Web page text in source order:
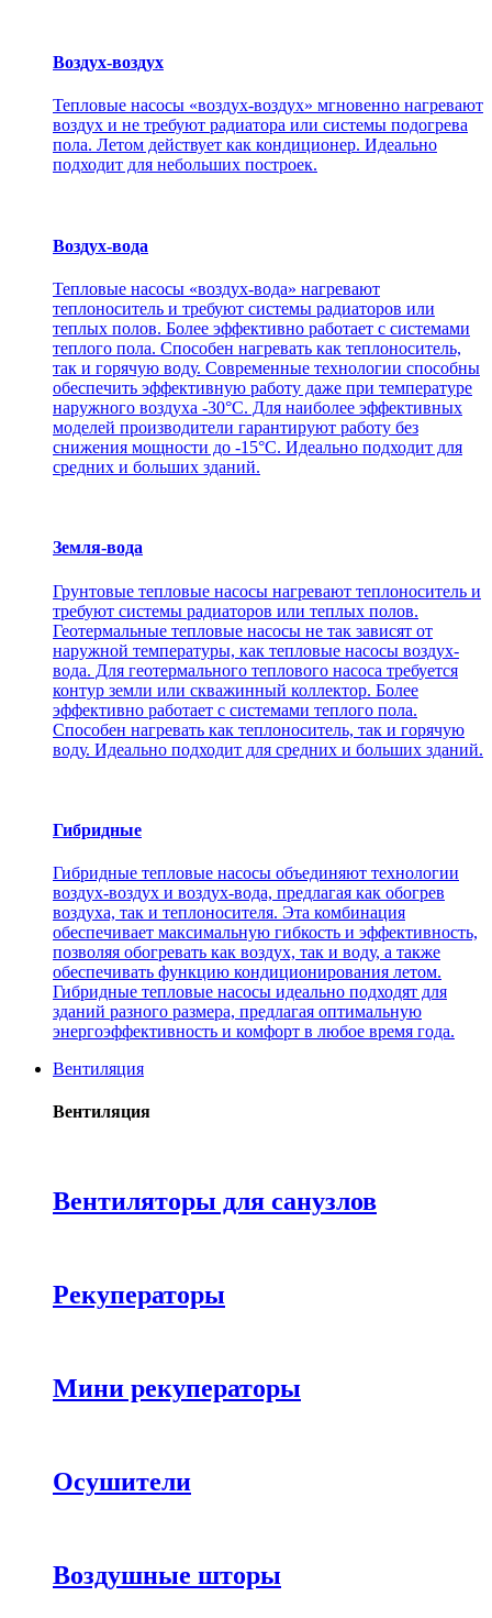
Воздух-воздух
Тепловые насосы «воздух-воздух» мгновенно нагревают
воздух и не требуют радиатора или системы подогрева
пола. Летом действует как кондиционер. Идеально
подходит для небольших построек.
Воздух-вода
Тепловые насосы «воздух-вода» нагревают
теплоноситель и требуют системы радиаторов или
теплых полов. Более эффективно работает с системами
теплого пола. Способен нагревать как теплоноситель,
так и горячую воду. Современные технологии способны
обеспечить эффективную работу даже при температуре
наружного воздуха -30°С. Для наиболее эффективных
моделей производители гарантируют работу без
снижения мощности до -15°C. Идеально подходит для
средних и больших зданий.
Земля-вода
Грунтовые тепловые насосы нагревают теплоноситель и
требуют системы радиаторов или теплых полов.
Геотермальные тепловые насосы не так зависят от
наружной температуры, как тепловые насосы воздух-
вода. Для геотермального теплового насоса требуется
контур земли или скважинный коллектор. Более
эффективно работает с системами теплого пола.
Способен нагревать как теплоноситель, так и горячую
воду. Идеально подходит для средних и больших зданий.
Гибридные
Гибридные тепловые насосы объединяют технологии
воздух-воздух и воздух-вода, предлагая как обогрев
воздуха, так и теплоносителя. Эта комбинация
обеспечивает максимальную гибкость и эффективность,
позволяя обогревать как воздух, так и воду, а также
обеспечивать функцию кондиционирования летом.
Гибридные тепловые насосы идеально подходят для
зданий разного размера, предлагая оптимальную
энергоэффективность и комфорт в любое время года.
Вентиляция
Вентиляция
Вентиляторы для санузлов
Рекуператоры
Мини рекуператоры
Осушители
Воздушные шторы